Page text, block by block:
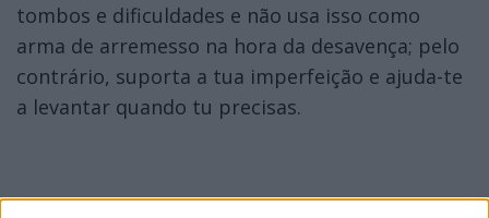
tombos e dificuldades e não usa isso como
arma de arremesso na hora da desavença; pelo
contrário, suporta a tua imperfeição e ajuda-te
a levantar quando tu precisas.